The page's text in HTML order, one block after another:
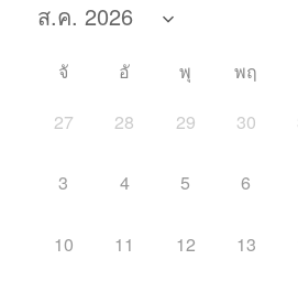
จั อั พุ พฤ
27
28 29 30
3 4 5 6
10 11 12 13